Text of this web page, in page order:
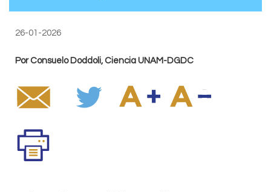
26-01-2026
Por Consuelo Doddoli, Ciencia UNAM-DGDC